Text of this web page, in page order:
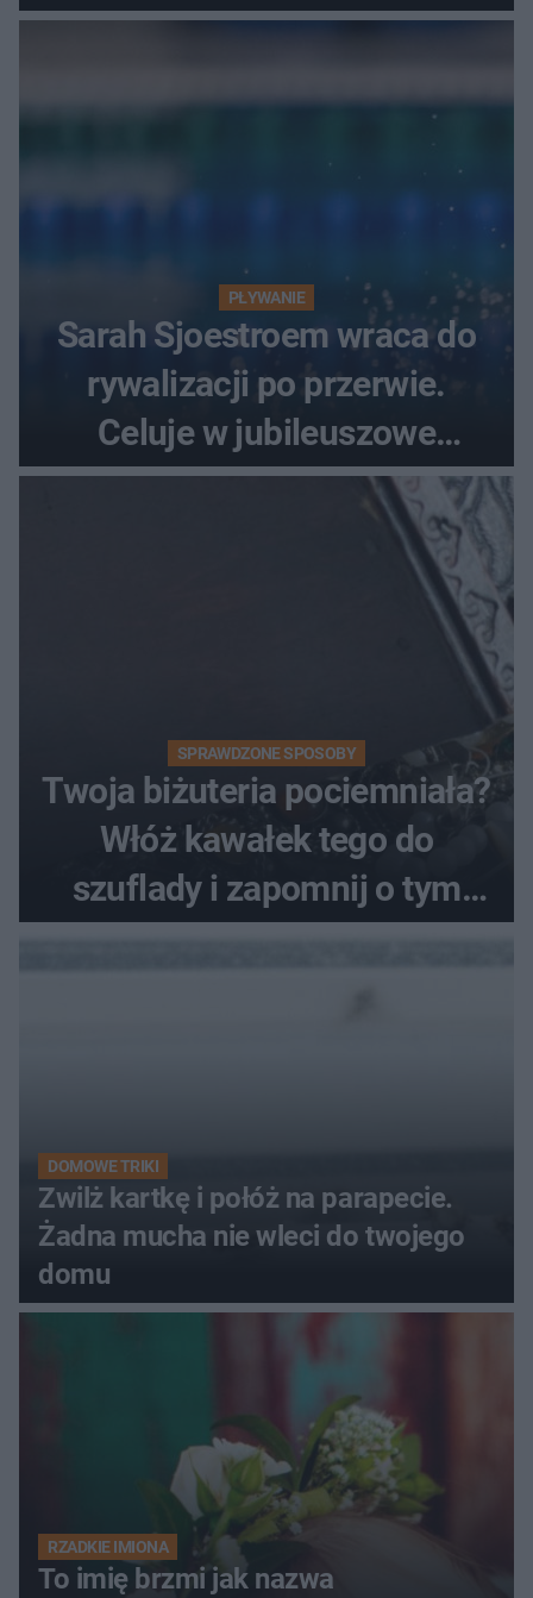
znikną bez szorowania
PŁYWANIE
Sarah Sjoestroem wraca do
rywalizacji po przerwie.
Celuje w jubileuszowe
medale na ME
SPRAWDZONE SPOSOBY
Twoja biżuteria pociemniała?
Włóż kawałek tego do
szuflady i zapomnij o tym
DOMOWE TRIKI
Zwilż kartkę i połóż na parapecie.
Żadna mucha nie wleci do twojego
domu
RZADKIE IMIONA
To imię brzmi jak nazwa